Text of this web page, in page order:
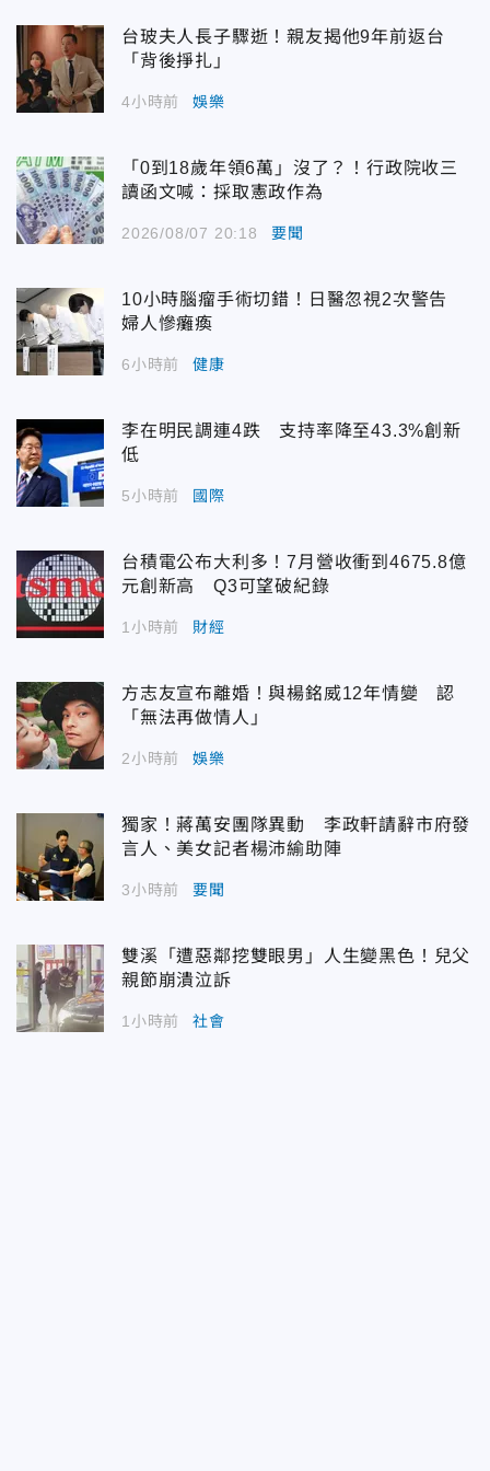
台玻夫人長子驟逝！親友揭他9年前返台
「背後掙扎」
4小時前 娛樂
「0到18歲年領6萬」沒了？！行政院收三
讀函文喊：採取憲政作為
2026/08/07 20:18 要聞
10小時腦瘤手術切錯！日醫忽視2次警告
婦人慘癱瘓
6小時前 健康
李在明民調連4跌 支持率降至43.3%創新
低
5小時前 國際
台積電公布大利多！7月營收衝到4675.8億
元創新高 Q3可望破紀錄
1小時前 財經
方志友宣布離婚！與楊銘威12年情變 認
「無法再做情人」
2小時前 娛樂
獨家！蔣萬安團隊異動 李政軒請辭市府發
言人、美女記者楊沛緰助陣
3小時前 要聞
雙溪「遭惡鄰挖雙眼男」人生變黑色！兒父
親節崩潰泣訴
1小時前 社會